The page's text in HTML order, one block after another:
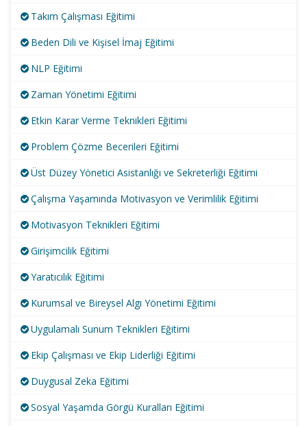
Takım Çalışması Eğitimi
Beden Dili ve Kişisel İmaj Eğitimi
NLP Eğitimi
Zaman Yönetimi Eğitimi
Etkin Karar Verme Teknikleri Eğitimi
Problem Çözme Becerileri Eğitimi
Üst Düzey Yönetici Asistanlığı ve Sekreterliği Eğitimi
Çalışma Yaşamında Motivasyon ve Verimlilik Eğitimi
Motivasyon Teknikleri Eğitimi
Girişimcilik Eğitimi
Yaratıcılık Eğitimi
Kurumsal ve Bireysel Algı Yönetimi Eğitimi
Uygulamalı Sunum Teknikleri Eğitimi
Ekip Çalışması ve Ekip Liderliği Eğitimi
Duygusal Zeka Eğitimi
Sosyal Yaşamda Görgü Kuralları Eğitimi